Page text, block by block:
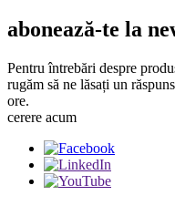
abonează-te la
Pentru întrebări despre
rugăm să ne lăsați un
ore.
cerere acum